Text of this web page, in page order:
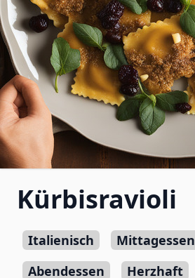
Kürbisravioli
Italienisch
Mittagessen
Abendessen
Herzhaft